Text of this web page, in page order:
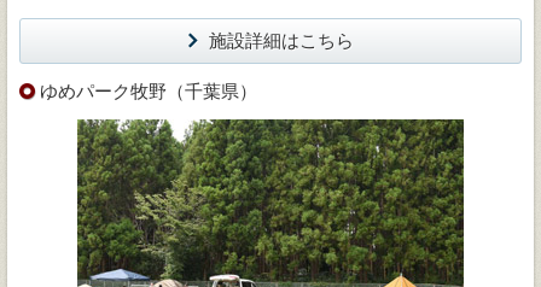
施設詳細はこちら
ゆめパーク牧野（千葉県）